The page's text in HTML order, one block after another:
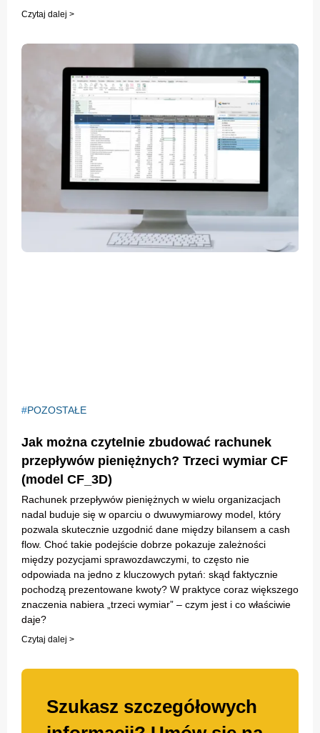
Czytaj dalej >
POZOSTAŁE
Jak można czytelnie zbudować rachunek
przepływów pieniężnych? Trzeci wymiar CF
(model CF_3D)
Rachunek przepływów pieniężnych w wielu organizacjach
nadal buduje się w oparciu o dwuwymiarowy model, który
pozwala skutecznie uzgodnić dane między bilansem a cash
flow. Choć takie podejście dobrze pokazuje zależności
między pozycjami sprawozdawczymi, to często nie
odpowiada na jedno z kluczowych pytań: skąd faktycznie
pochodzą prezentowane kwoty? W praktyce coraz większego
znaczenia nabiera „trzeci wymiar” – czym jest i co właściwie
daje?
Czytaj dalej >
Szukasz szczegółowych